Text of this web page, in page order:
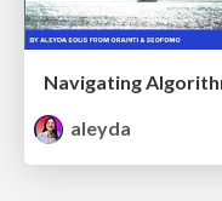
aleyda